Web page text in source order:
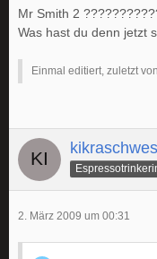
Gruß
Jürgen
Mr Smith 2
Was hast du denn jetzt
Einmal editiert, zuletzt von
2. März 2009 um 00:31